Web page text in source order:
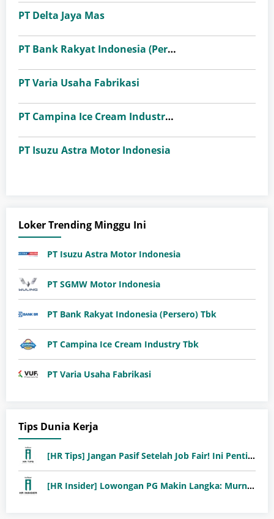
PT Delta Jaya Mas
PT Bank Rakyat Indonesia (Persero) Tbk
PT Varia Usaha Fabrikasi
PT Campina Ice Cream Industry Tbk
PT Isuzu Astra Motor Indonesia
Loker Trending Minggu Ini
PT Isuzu Astra Motor Indonesia
PT SGMW Motor Indonesia
PT Bank Rakyat Indonesia (Persero) Tbk
PT Campina Ice Cream Industry Tbk
PT Varia Usaha Fabrikasi
Tips Dunia Kerja
[HR Tips] Jangan Pasif Setelah Job Fair! Ini Pentingnya Follow-Up Setelah Job Fair
[HR Insider] Lowongan PG Makin Langka: Murni Seleksi atau Jalur Orang Dalam?